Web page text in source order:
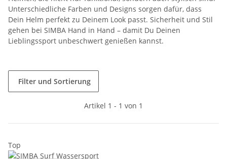
Unterschiedliche Farben und Designs sorgen dafür, dass
Dein Helm perfekt zu Deinem Look passt. Sicherheit und Stil
gehen bei SIMBA Hand in Hand – damit Du Deinen
Lieblingssport unbeschwert genießen kannst.
Filter und Sortierung
Artikel 1 - 1 von 1
Top